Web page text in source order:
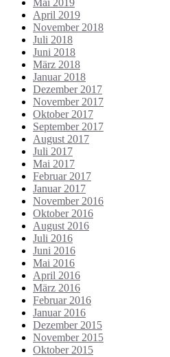
Mai 2019
April 2019
November 2018
Juli 2018
Juni 2018
März 2018
Januar 2018
Dezember 2017
November 2017
Oktober 2017
September 2017
August 2017
Juli 2017
Mai 2017
Februar 2017
Januar 2017
November 2016
Oktober 2016
August 2016
Juli 2016
Juni 2016
Mai 2016
April 2016
März 2016
Februar 2016
Januar 2016
Dezember 2015
November 2015
Oktober 2015